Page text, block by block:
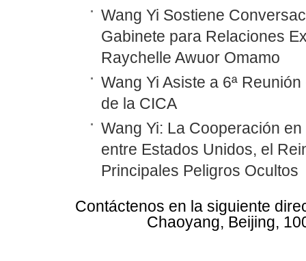
Wang Yi Sostiene
Gabinete para Relaciones
Raychelle Awuor Omamo
Wang Yi Asiste a 6ª
de la CICA
Wang Yi: La Cooperación
entre Estados Unidos, el
Principales Peligros Ocultos
Contáctenos en la siguiente
Chaoyang, Beijing,